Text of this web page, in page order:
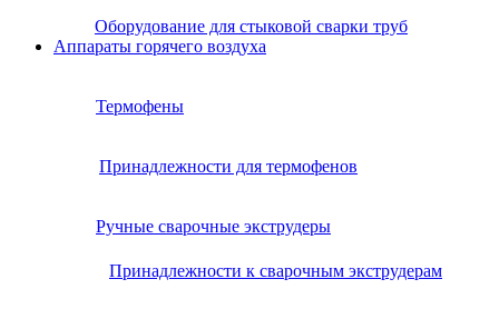
Оборудование для стыковой сварки труб
Аппараты горячего воздуха
Термофены
Принадлежности для термофенов
Ручные сварочные экструдеры
Принадлежности к сварочным экструдерам